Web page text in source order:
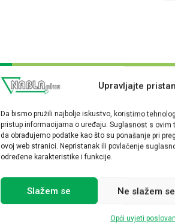
Upravljajte
Da bismo pružili najbolje iskustvo, koristimo
pristup informacijama o uređaju. Suglasnost s
da obrađujemo podatke kao što su ponašanje pri
ovoj web stranici. Nepristanak ili povlačenje
određene karakteristike i funkcije.
Slažem se Ne slažem se
Opći uvjeti